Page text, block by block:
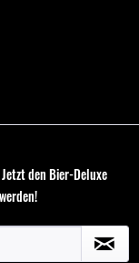
den Bier-Deluxe